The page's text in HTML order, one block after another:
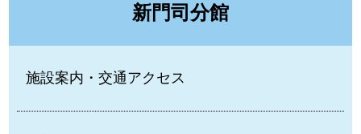
新門司分館
施設案内・交通アクセス